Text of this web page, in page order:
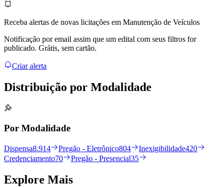
Receba alertas de novas licitações em Manutenção de Veículos
Notificação por email assim que um edital com seus filtros for
publicado. Grátis, sem cartão.
Criar alerta
Distribuição por Modalidade
Por Modalidade
Dispensa8.914 Pregão - Eletrônico804 Inexigibilidade420
Credenciamento70 Pregão - Presencial35
Explore Mais